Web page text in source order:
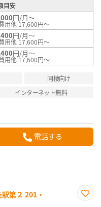
目安
円/月～
用他 17,600円～
円/月～
用他 17,600円～
円/月～
用他 17,600円～
同棲向け
インターネット無料
電話する
第２ 201・